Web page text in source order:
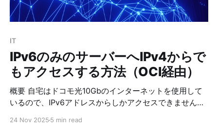
が可能 2. 構成 * OCIと自宅サーバーの構成は、上記のブ
ログ「IPv6のみのサーバーへIPv4からでもアクセスする
ク
IT
IPv6のみのサーバーへIPv4からで
もアクセスする方法（OCI経由）
概要 自宅はドコモ光10Gbのインターネットを使用して
いるので、IPv6アドレスからしかアクセスできません。
24 Nov 2025 5 min read